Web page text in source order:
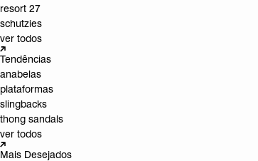
resort 27
schutzies
ver todos
Tendências
anabelas
plataformas
slingbacks
thong sandals
ver todos
Mais Desejados